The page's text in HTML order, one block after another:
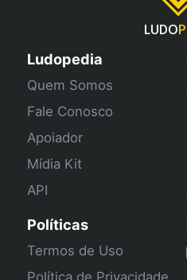
LUDO
Ludopedia
Quem Somos
Fale Conosco
Apoiador
Mídia Kit
API
Políticas
Termos de Uso
Política de Privacidade